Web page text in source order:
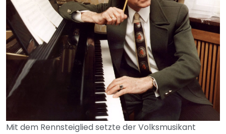
Mit dem Rennsteiglied setzte der Volksmusikant